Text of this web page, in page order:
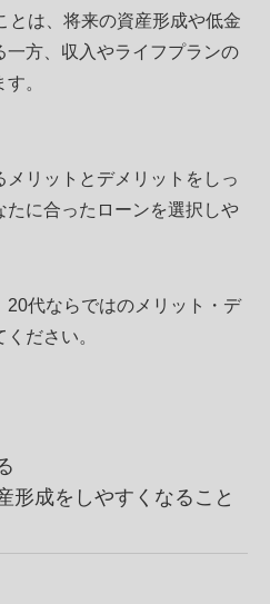
とは、将来の資産形成や低金
方、収入やライフプランの
。
リットとデメリットをしっ
に合ったローンを選択しや
20代ならではのメリット・デ
ださい。
形成をしやすくなること